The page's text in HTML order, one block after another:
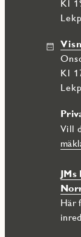
Kl
Kl
Vill
Här